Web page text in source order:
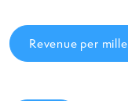
Revenue per mille